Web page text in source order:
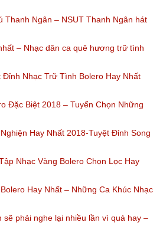
Thanh Ngân – NSUT Thanh Ngân hát
– Nhạc dân ca quê hương trữ tình
Đỉnh Nhạc Trữ Tình Bolero Hay Nhất
Đặc Biệt 2018 – Tuyển Chọn Những
Bolero Hay Nhất
Hay Nhất 2018-Tuyệt Đỉnh Song
Ngọt Ngào
Nhạc Vàng Bolero Chọn Lọc Hay
Hay Nhất – Những Ca Khúc Nhạc
sẽ phải nghe lại nhiều lần vì quá hay –